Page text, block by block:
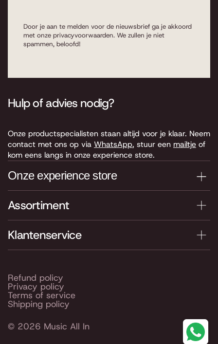
Door je aan te melden voor de nieuwsbrief ga je akkoord
met onze privacyvoorwaarden. We zullen je niet
spammen, beloofd!
Assortiment
Klantenservice
Hulp of advies nodig?
Onze productspecialisten staan altijd voor je klaar. Neem
contact met ons op via WhatsApp, stuur een mailtje of
kom eens langs in onze experience store.
Onze experience store
Je nieuwe instrument testen? Kom langs in onze winkel
Routebeschrijving
Openingstijden
Refund policy
Privacy policy
Terms of service
Shipping policy
© 2026 Music All In